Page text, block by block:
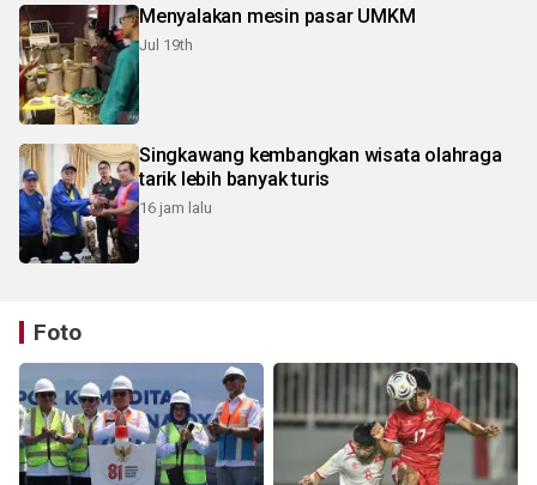
Menyalakan mesin pasar UMKM
Jul 19th
Singkawang kembangkan wisata olahraga
tarik lebih banyak turis
16 jam lalu
Foto